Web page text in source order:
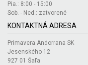
Pia.: 8:00 - 15:00
Sob. - Ned.: zatvorené
KONTAKTNÁ ADRESA
Primavera Andorrana SK
Jesenského 12
927 01 Šaľa